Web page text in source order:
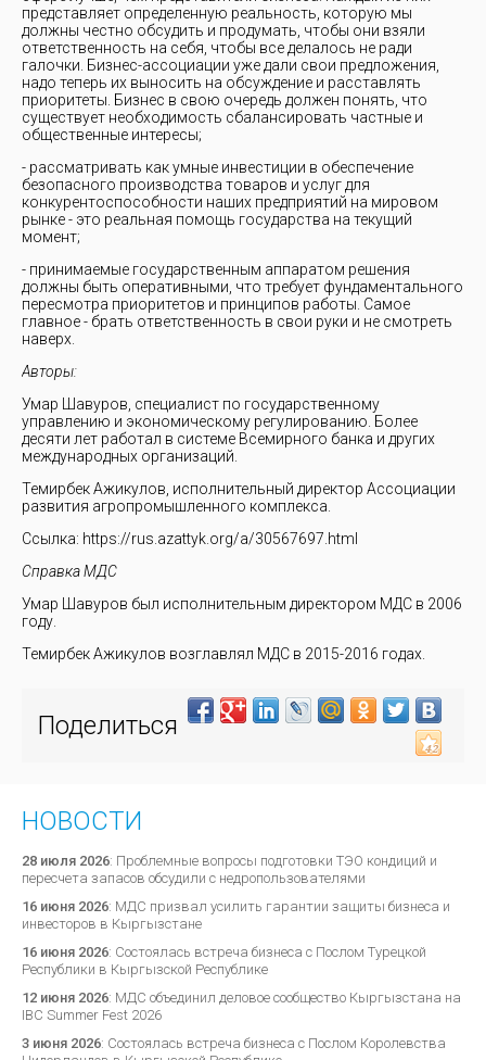
представляет определенную реальность, которую мы
должны честно обсудить и продумать, чтобы они взяли
ответственность на себя, чтобы все делалось не ради
галочки. Бизнес-ассоциации уже дали свои предложения,
надо теперь их выносить на обсуждение и расставлять
приоритеты. Бизнес в свою очередь должен понять, что
существует необходимость сбалансировать частные и
общественные интересы;
- рассматривать как умные инвестиции в обеспечение
безопасного производства товаров и услуг для
конкурентоспособности наших предприятий на мировом
рынке - это реальная помощь государства на текущий
момент;
- принимаемые государственным аппаратом решения
должны быть оперативными, что требует фундаментального
пересмотра приоритетов и принципов работы. Самое
главное - брать ответственность в свои руки и не смотреть
наверх.
Авторы:
Умар Шавуров, специалист по государственному
управлению и экономическому регулированию. Более
десяти лет работал в системе Всемирного банка и других
международных организаций.
Темирбек Ажикулов, исполнительный директор Ассоциации
развития агропромышленного комплекса.
Ссылка: https://rus.azattyk.org/a/30567697.html
Справка МДС
Умар Шавуров был исполнительным директором МДС в 2006
году.
Темирбек Ажикулов возглавлял МДС в 2015-2016 годах.
Поделиться
НОВОСТИ
28 июля 2026: Проблемные вопросы подготовки ТЭО кондиций и
пересчета запасов обсудили с недропользователями
16 июня 2026: МДС призвал усилить гарантии защиты бизнеса и
инвесторов в Кыргызстане
16 июня 2026: Состоялась встреча бизнеса с Послом Турецкой
Республики в Кыргызской Республике
12 июня 2026: МДС объединил деловое сообщество Кыргызстана на
IBC Summer Fest 2026
3 июня 2026: Состоялась встреча бизнеса с Послом Королевства